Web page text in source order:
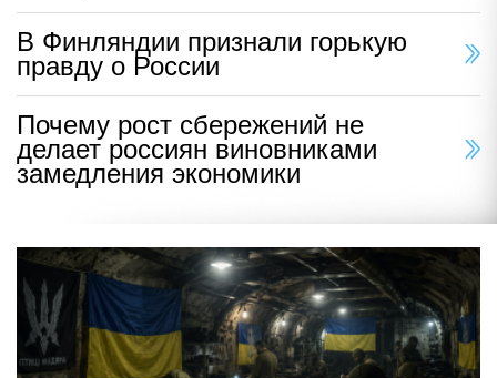
В Финляндии признали горькую
правду о России
Почему рост сбережений не
делает россиян виновниками
замедления экономики